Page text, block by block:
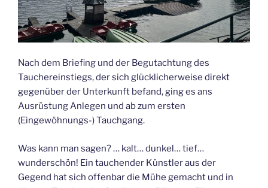
Nach dem Briefing und der Begutachtung des
Tauchereinstiegs, der sich glücklicherweise direkt
gegenüber der Unterkunft befand, ging es ans
Ausrüstung Anlegen und ab zum ersten
(Eingewöhnungs-) Tauchgang.
Was kann man sagen? … kalt… dunkel… tief…
wunderschön! Ein tauchender Künstler aus der
Gegend hat sich offenbar die Mühe gemacht und in